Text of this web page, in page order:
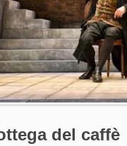
del caffè